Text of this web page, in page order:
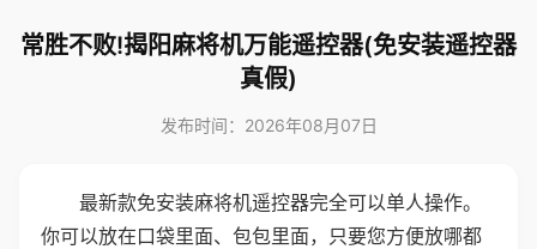
常胜不败!揭阳麻将机万能遥控器(免安装遥控器
真假)
发布时间：2026年08月07日
最新款免安装麻将机遥控器完全可以单人操作。
你可以放在口袋里面、包包里面，只要您方便放哪都